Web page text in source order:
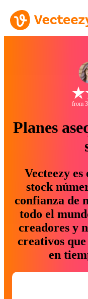
from
Planes
Vecteezy
stock
confianza de
todo el
creadores y
creativos
en